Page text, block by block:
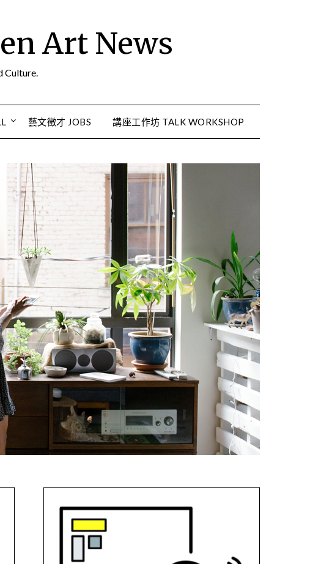
Art News
Culture.
藝文徵才 JOBS 講座工作坊 TALK WORKSHOP